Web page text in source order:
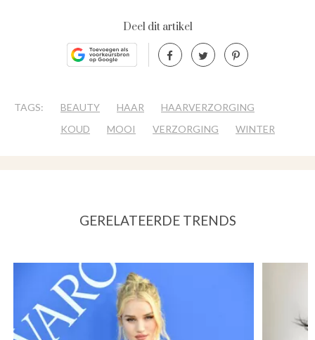
Deel dit artikel
TAGS: BEAUTY HAAR
HAARVERZORGING
KOUD
MOOI VERZORGING WINTER
GERELATEERDE TRENDS